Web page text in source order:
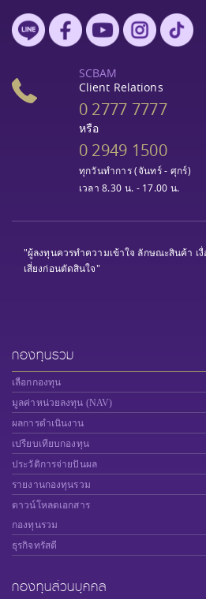
SCBAM
Client Relations
0 2777 7777
หรือ
0 2949 1500
ทุกวันทำการ (จันทร์ - ศุกร์)
เวลา 8.30 น. - 17.00 น.
"ผู้ลงทุนควรทำความเข้าใจ ลักษณะสินค้า เ
เสี่ยงก่อนตัดสินใจ"
กองทุนรวม
เลือกกองทุน
มูลค่าหน่วยลงทุน (NAV)
ผลการดำเนินงาน
เปรียบเทียบกองทุน
ประวัติการจ่ายปันผล
รายงานกองทุนรวม
ดาวน์โหลดเอกสาร
กองทุนรวม
ธุรกิจทรัสตี
กองทุนส่วนบุคคล